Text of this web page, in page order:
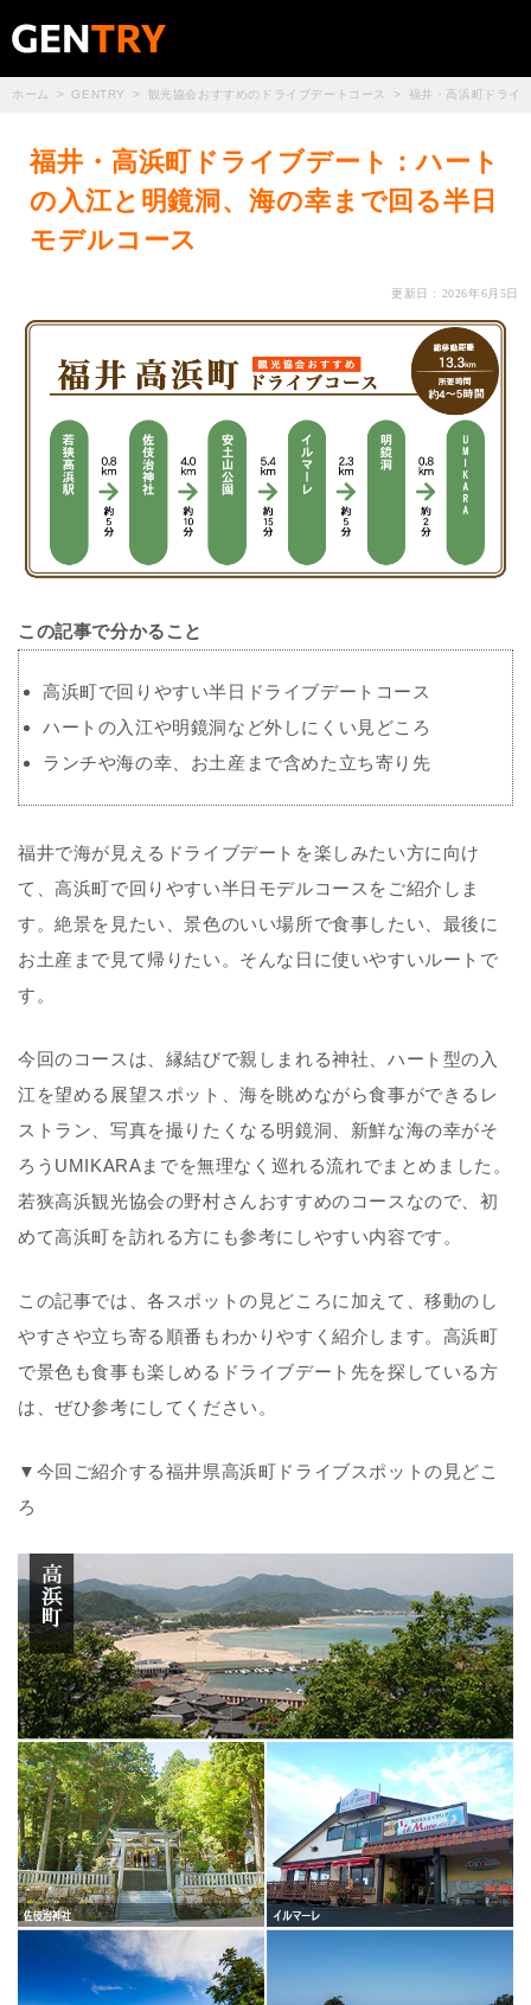
ホーム GENTRY 観光協会おすすめのドライブデートコース 福井・高浜町ドライ
福井・高浜町ドライブデート：ハート
の入江と明鏡洞、海の幸まで回る半日
モデルコース
更新日 : 2026年6月5日
この記事で分かること
高浜町で回りやすい半日ドライブデートコース
ハートの入江や明鏡洞など外しにくい見どころ
ランチや海の幸、お土産まで含めた立ち寄り先
福井で海が見えるドライブデートを楽しみたい方に向け
て、高浜町で回りやすい半日モデルコースをご紹介しま
す。絶景を見たい、景色のいい場所で食事したい、最後に
お土産まで見て帰りたい。そんな日に使いやすいルートで
す。
今回のコースは、縁結びで親しまれる神社、ハート型の入
江を望める展望スポット、海を眺めながら食事ができるレ
ストラン、写真を撮りたくなる明鏡洞、新鮮な海の幸がそ
ろうUMIKARAまでを無理なく巡れる流れでまとめました。
若狭高浜観光協会の野村さんおすすめのコースなので、初
めて高浜町を訪れる方にも参考にしやすい内容です。
この記事では、各スポットの見どころに加えて、移動のし
やすさや立ち寄る順番もわかりやすく紹介します。高浜町
で景色も食事も楽しめるドライブデート先を探している方
は、ぜひ参考にしてください。
▼今回ご紹介する福井県高浜町ドライブスポットの見どこ
ろ